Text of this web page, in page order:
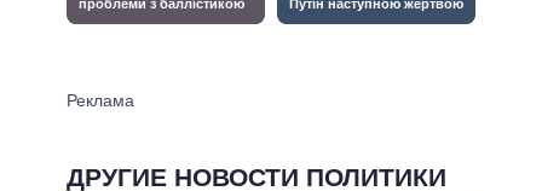
ДРУГИЕ НОВОСТИ ПОЛИТИКИ